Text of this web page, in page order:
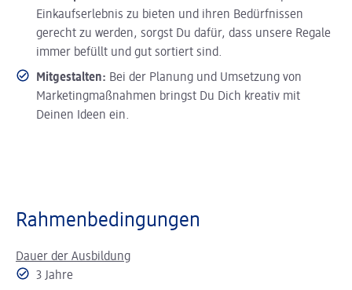
Einkaufserlebnis zu bieten und ihren Bedürfnissen
gerecht zu werden, sorgst Du dafür, dass unsere Regale
immer befüllt und gut sortiert sind.
Mitgestalten: Bei der Planung und Umsetzung von
Marketingmaßnahmen bringst Du Dich kreativ mit
Deinen Ideen ein.
Rahmenbedingungen
Dauer der Ausbildung
3 Jahre